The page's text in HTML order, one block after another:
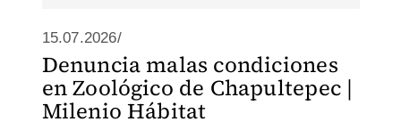
15.07.2026/
Denuncia malas condiciones
en Zoológico de Chapultepec |
Milenio Hábitat